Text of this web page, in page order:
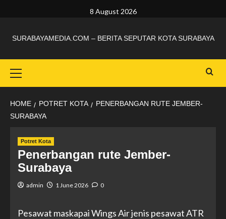
8 August 2026
SURABAYAMEDIA.COM – BERITA SEPUTAR KOTA SURABAYA
HOME POTRET KOTA
PENERBANGAN RUTE JEMBER-
SURABAYA
Potret Kota
Penerbangan rute Jember-
Surabaya
admin 1 June 2026 0
Pesawat maskapai Wings Air jenis pesawat ATR